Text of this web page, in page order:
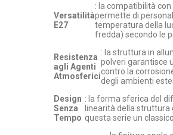
Versatilità
E27
: la compatibilità con
permette di
temperatura della
fredda) secondo le
Resistenza
agli Agenti
Atmosferici
: la struttura in
polveri garantisce
contro la
degli ambienti
Design
Senza
Tempo
: la forma sferica del
linearità della struttura
questa serie un